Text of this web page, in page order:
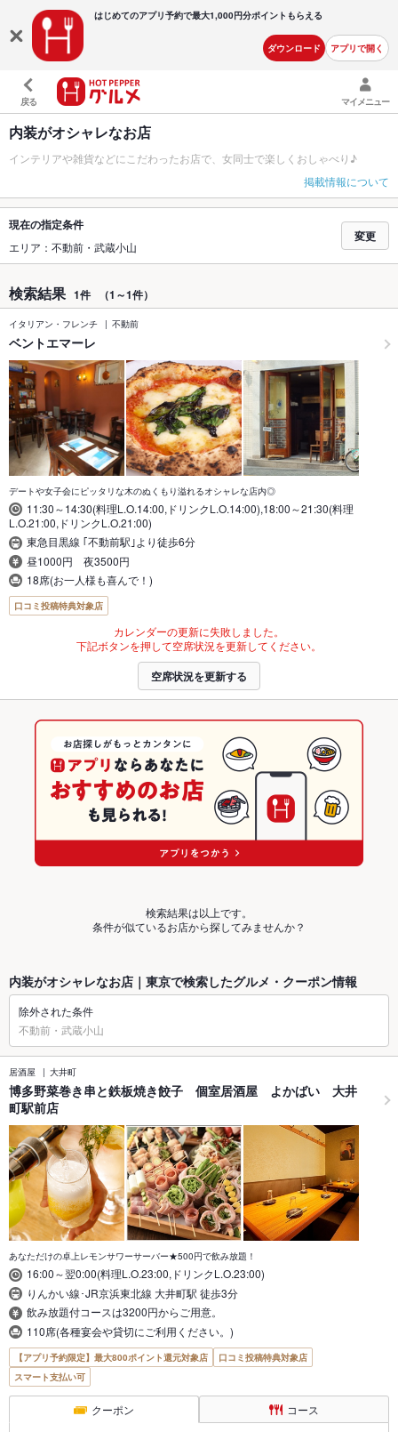
はじめてのアプリ予約で最大1,000円分ポイントもらえる
ダウンロード アプリで開く
戻る マイメニュー
内装がオシャレなお店
インテリアや雑貨などにこだわったお店で、女同士で楽しくおしゃべり♪
掲載情報について
現在の指定条件
エリア：不動前・武蔵小山
変更
検索結果 1件 （1～1件）
イタリアン・フレンチ 不動前
ベントエマーレ
デートや女子会にピッタリな木のぬくもり溢れるオシャレな店内◎
11:30～14:30(料理L.O.14:00,ドリンクL.O.14:00),18:00～21:30(料理
L.O.21:00,ドリンクL.O.21:00)
東急目黒線 ｢不動前駅｣より徒歩6分
昼1000円 夜3500円
18席(お一人様も喜んで！)
口コミ投稿特典対象店
カレンダーの更新に失敗しました。
下記ボタンを押して空席状況を更新してください。
空席状況を更新する
検索結果は以上です。
条件が似ているお店から探してみませんか？
内装がオシャレなお店｜東京で検索したグルメ・クーポン情報
除外された条件
不動前・武蔵小山
居酒屋 大井町
博多野菜巻き串と鉄板焼き餃子 個室居酒屋 よかばい 大井
町駅前店
あなただけの卓上レモンサワーサーバー★500円で飲み放題！
16:00～翌0:00(料理L.O.23:00,ドリンクL.O.23:00)
りんかい線･JR京浜東北線 大井町駅 徒歩3分
飲み放題付コースは3200円からご用意。
110席(各種宴会や貸切にご利用ください。)
【アプリ予約限定】最大800ポイント還元対象店
口コミ投稿特典対象店
スマート支払い可
クーポン コース